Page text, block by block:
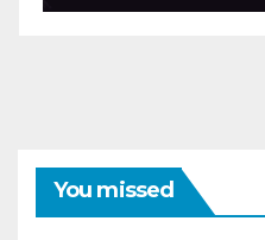
You missed